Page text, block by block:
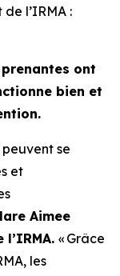
l’IRMA :
ont
bien et
se
et
Aimee
« Grâce
les